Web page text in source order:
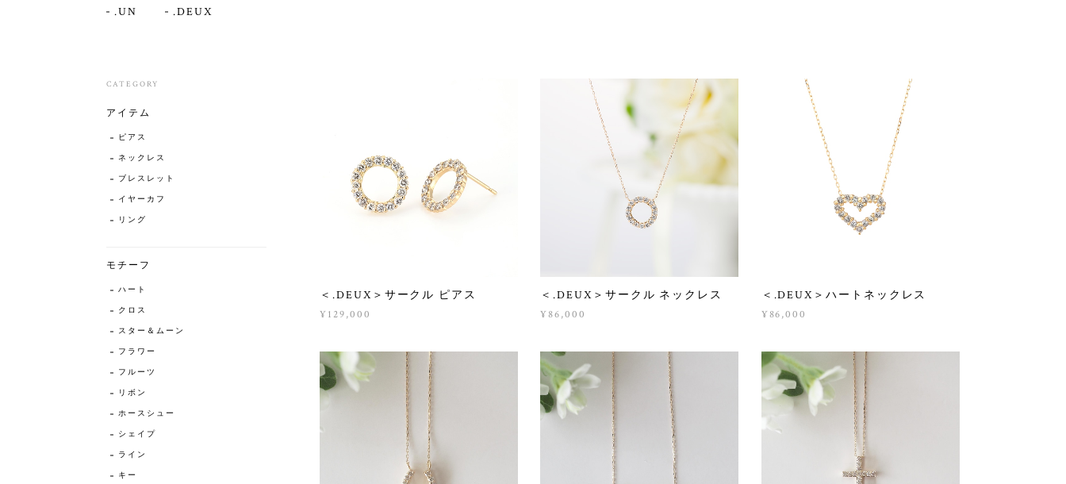
.UN .DEUX
＜.DEUX＞サークル ピアス
¥129,000
＜.DEUX＞サークル ネックレス
¥86,000
＜.DEUX＞ハートネックレス
¥86,000
CATEGORY
アイテム
ピアス
ネックレス
ブレスレット
イヤーカフ
リング
モチーフ
ハート
クロス
スター＆ムーン
フラワー
フルーツ
リボン
ホースシュー
シェイプ
ライン
キー